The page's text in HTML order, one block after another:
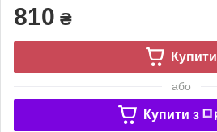
810 ₴
Купити
або
Купити з